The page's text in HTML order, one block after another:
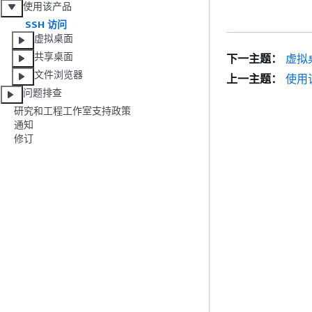
使用该产品
SSH 访问
虚拟桌面
共享桌面
文件浏览器
问题排查
研究和工程工作室支持政策
通知
修订
下一主题：
虚拟
上一主题：
使用